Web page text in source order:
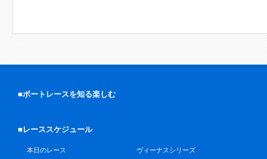
■ボートレースを知る楽しむ
■レーススケジュール
本日のレース
ヴィーナスシリーズ